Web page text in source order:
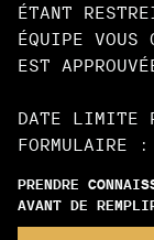
ÉTANT
ÉQUIPE VOUS
EST
DATE LIMITE
PRENDRE
AVANT DE